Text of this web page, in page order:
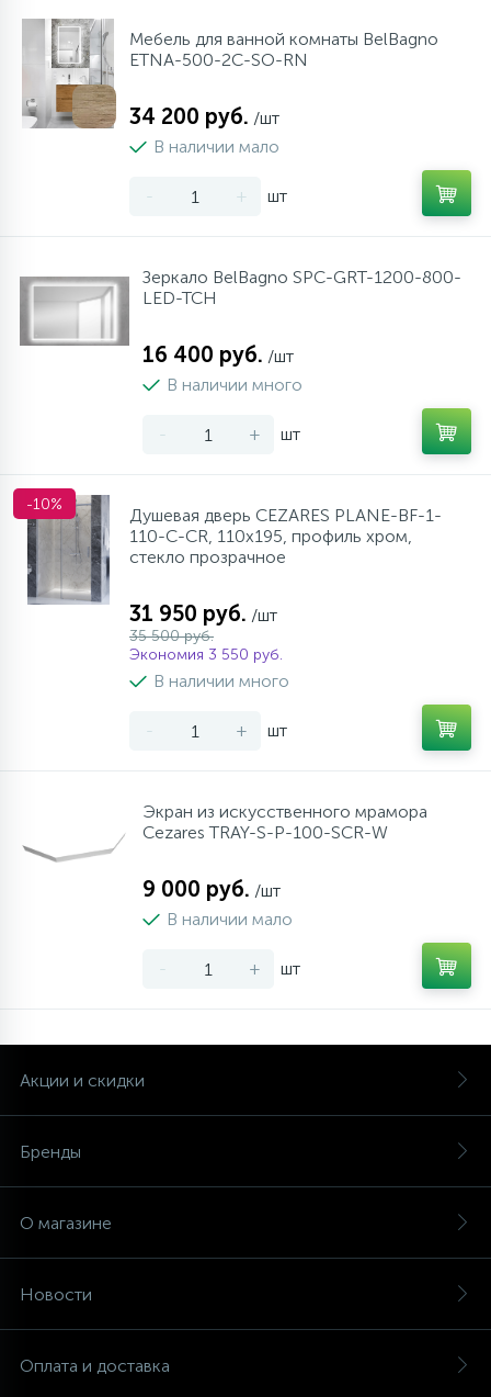
Мебель для ванной комнаты BelBagno
ETNA-500-2C-SO-RN
34 200 руб. /шт
В наличии мало
- + шт
Зеркало BelBagno SPC-GRT-1200-800-
LED-TCH
16 400 руб. /шт
В наличии много
- + шт
-10%
Душевая дверь CEZARES PLANE-BF-1-
110-C-CR, 110х195, профиль хром,
стекло прозрачное
31 950 руб. /шт
35 500 руб.
Экономия 3 550 руб.
В наличии много
- + шт
Экран из искусственного мрамора
Cezares TRAY-S-P-100-SCR-W
9 000 руб. /шт
В наличии мало
- + шт
Акции и скидки
Бренды
О магазине
Новости
Оплата и доставка